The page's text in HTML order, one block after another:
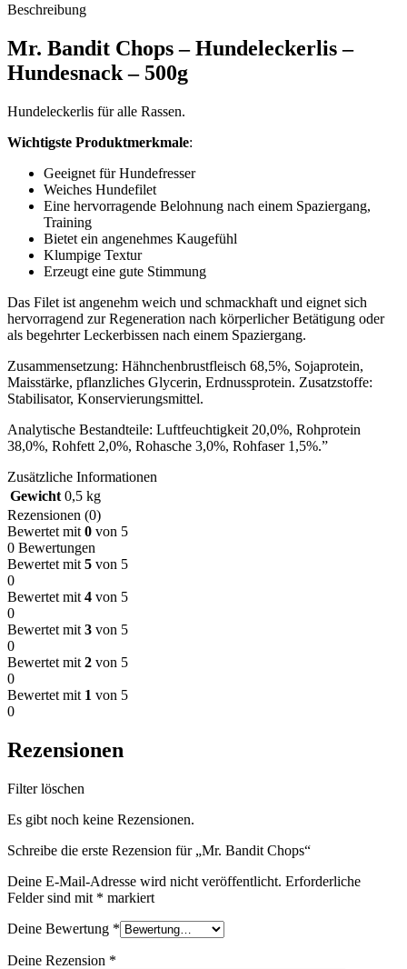
Beschreibung
Mr. Bandit Chops – Hundeleckerlis–
Hundesnack – 500g
Hundeleckerlis für alle Rassen.
Wichtigste Produktmerkmale:
Geeignet für Hundefresser
Weiches Hundefilet
Eine hervorragende Belohnung nach einem Spaziergang,
Training
Bietet ein angenehmes Kaugefühl
Klumpige Textur
Erzeugt eine gute Stimmung
Das Filet ist angenehm weich und schmackhaft und eignet sich
hervorragend zur Regeneration nach körperlicher Betätigung oder
als begehrter Leckerbissen nach einem Spaziergang.
Zusammensetzung: Hähnchenbrustfleisch 68,5%, Sojaprotein,
Maisstärke, pflanzliches Glycerin, Erdnussprotein. Zusatzstoffe:
Stabilisator, Konservierungsmittel.
Analytische Bestandteile: Luftfeuchtigkeit 20,0%, Rohprotein
38,0%, Rohfett 2,0%, Rohasche 3,0%, Rohfaser 1,5%.”
Zusätzliche Informationen
Gewicht 0,5 kg
Rezensionen (0)
Bewertet mit 0 von 5
0 Bewertungen
Bewertet mit 5 von 5
0
Bewertet mit 4 von 5
0
Bewertet mit 3 von 5
0
Bewertet mit 2 von 5
0
Bewertet mit 1 von 5
0
Rezensionen
Filter löschen
Es gibt noch keine Rezensionen.
Schreibe die erste Rezension für „Mr. Bandit Chops“
Deine E-Mail-Adresse wird nicht veröffentlicht. Erforderliche
Felder sind mit * markiert
Deine Bewertung *
Deine Rezension *